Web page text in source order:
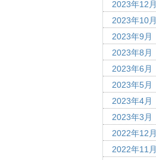
2023年12月
2023年10月
2023年9月
2023年8月
2023年6月
2023年5月
2023年4月
2023年3月
2022年12月
2022年11月